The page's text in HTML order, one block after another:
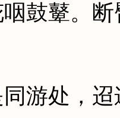
鼙。断
处，迢